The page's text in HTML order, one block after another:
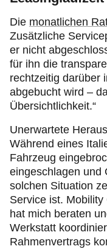
Die monatlichen
Zusätzliche
er nicht
für ihn die
rechtzeitig darüber
abgebucht wird –
Übersichtlichkeit.“
Unerwartete
Während eines
Fahrzeug
eingeschlagen und
solchen Situation
Service ist.
hat mich beraten
Werkstatt
Rahmenvertrags